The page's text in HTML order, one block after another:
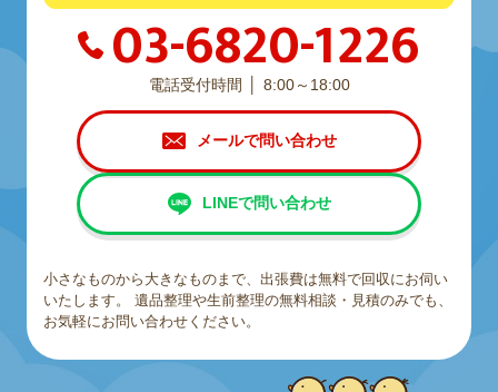
03-6820-1226
電話受付時間 8:00～18:00
メールで問い合わせ
LINEで問い合わせ
小さなものから大きなものまで、出張費は無料で回収にお伺い
いたします。
遺品整理や生前整理の無料相談・見積のみでも、
お気軽にお問い合わせください。